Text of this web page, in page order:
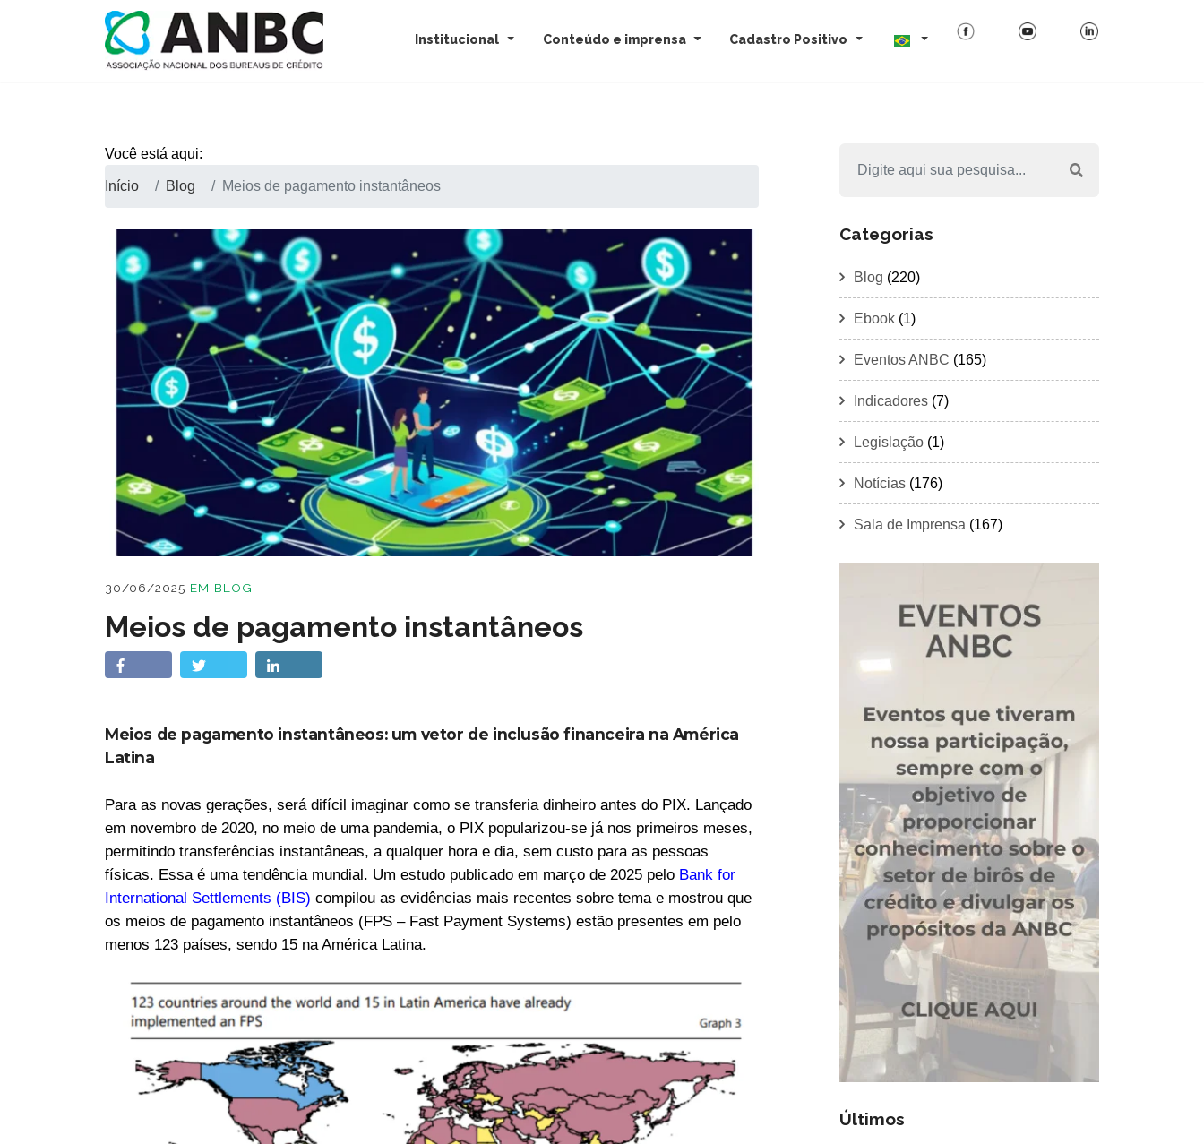
Institucional Conteúdo e imprensa Cadastro Positivo
Você está aqui:
Início Blog Meios de pagamento instantâneos
30/06/2025 EM BLOG
Meios de pagamento instantâneos
Meios de pagamento instantâneos: um vetor de inclusão financeira na América
Latina
Para as novas gerações, será difícil imaginar como se transferia dinheiro antes do PIX. Lançado
em novembro de 2020, no meio de uma pandemia, o PIX popularizou-se já nos primeiros meses,
permitindo transferências instantâneas, a qualquer hora e dia, sem custo para as pessoas
físicas. Essa é uma tendência mundial. Um estudo publicado em março de 2025 pelo Bank for
International Settlements (BIS) compilou as evidências mais recentes sobre tema e mostrou que
os meios de pagamento instantâneos (FPS – Fast Payment Systems) estão presentes em pelo
menos 123 países, sendo 15 na América Latina.
Categorias
Blog (220)
Ebook (1)
Eventos ANBC (165)
Indicadores (7)
Legislação (1)
Notícias (176)
Sala de Imprensa (167)
Últimos